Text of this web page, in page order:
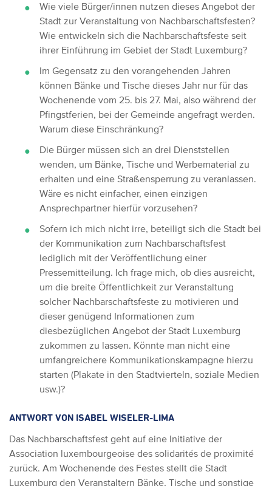
Wie viele Bürger/innen nutzen dieses Angebot der
Stadt zur Veranstaltung von Nachbarschaftsfesten?
Wie entwickeln sich die Nachbarschaftsfeste seit
ihrer Einführung im Gebiet der Stadt Luxemburg?
Im Gegensatz zu den vorangehenden Jahren
können Bänke und Tische dieses Jahr nur für das
Wochenende vom 25. bis 27. Mai, also während der
Pfingstferien, bei der Gemeinde angefragt werden.
Warum diese Einschränkung?
Die Bürger müssen sich an drei Dienststellen
wenden, um Bänke, Tische und Werbematerial zu
erhalten und eine Straßensperrung zu veranlassen.
Wäre es nicht einfacher, einen einzigen
Ansprechpartner hierfür vorzusehen?
Sofern ich mich nicht irre, beteiligt sich die Stadt bei
der Kommunikation zum Nachbarschaftsfest
lediglich mit der Veröffentlichung einer
Pressemitteilung. Ich frage mich, ob dies ausreicht,
um die breite Öffentlichkeit zur Veranstaltung
solcher Nachbarschaftsfeste zu motivieren und
dieser genügend Informationen zum
diesbezüglichen Angebot der Stadt Luxemburg
zukommen zu lassen. Könnte man nicht eine
umfangreichere Kommunikationskampagne hierzu
starten (Plakate in den Stadtvierteln, soziale Medien
usw.)?
ANTWORT VON ISABEL WISELER-LIMA
Das Nachbarschaftsfest geht auf eine Initiative der
Association luxembourgeoise des solidarités de proximité
zurück. Am Wochenende des Festes stellt die Stadt
Luxemburg den Veranstaltern Bänke, Tische und sonstige